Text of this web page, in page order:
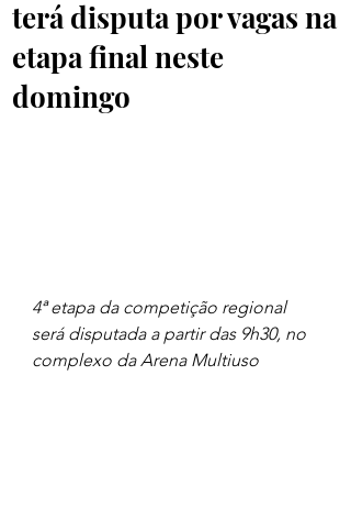
terá disputa por vagas na
etapa final neste
domingo
4ª etapa da competição regional
será disputada a partir das 9h30, no
complexo da Arena Multiuso